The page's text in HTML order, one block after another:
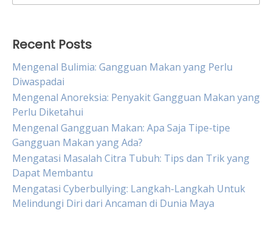
for:
Recent Posts
Mengenal Bulimia: Gangguan Makan yang Perlu
Diwaspadai
Mengenal Anoreksia: Penyakit Gangguan Makan yang
Perlu Diketahui
Mengenal Gangguan Makan: Apa Saja Tipe-tipe
Gangguan Makan yang Ada?
Mengatasi Masalah Citra Tubuh: Tips dan Trik yang
Dapat Membantu
Mengatasi Cyberbullying: Langkah-Langkah Untuk
Melindungi Diri dari Ancaman di Dunia Maya